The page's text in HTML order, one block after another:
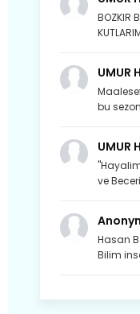
BOZKIR
UMUR
bu
UMUR
ve
Hasan
Bilim
Çat değişti,
Susam;
Tanıtır
Gökdere